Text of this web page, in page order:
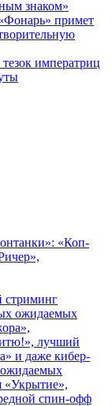
знаком»
примет
императриц
«Коп-
стриминг
ожидаемых
лучший
и даже кибер-
«Укрытие»,
спин-офф